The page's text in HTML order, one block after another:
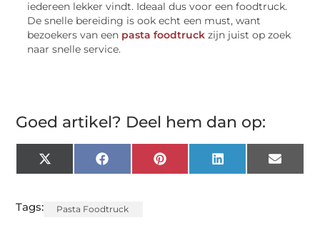
iedereen lekker vindt. Ideaal dus voor een foodtruck.
De snelle bereiding is ook echt een must, want
bezoekers van een pasta foodtruck zijn juist op zoek
naar snelle service.
Goed artikel? Deel hem dan op:
X
(Twitter)
FacebookPinterest LinkedIn Email
Tags: Pasta Foodtruck